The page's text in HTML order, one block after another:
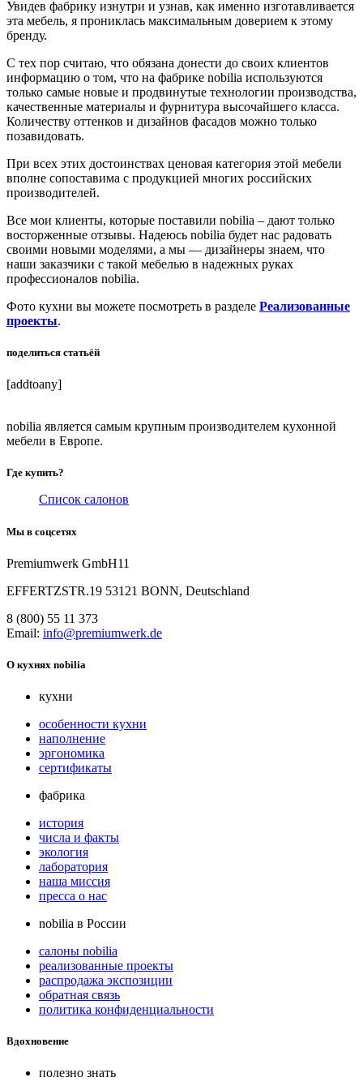
Увидев фабрику изнутри и узнав, как именно изготавливается
эта мебель, я прониклась максимальным доверием к этому
бренду.
С тех пор считаю, что обязана донести до своих клиентов
информацию о том, что на фабрике nobilia используются
только самые новые и продвинутые технологии производства,
качественные материалы и фурнитура высочайшего класса.
Количеству оттенков и дизайнов фасадов можно только
позавидовать.
При всех этих достоинствах ценовая категория этой мебели
вполне сопоставима с продукцией многих российских
производителей.
Все мои клиенты, которые поставили nobilia – дают только
восторженные отзывы. Надеюсь nobilia будет нас радовать
своими новыми моделями, а мы — дизайнеры знаем, что
наши заказчики с такой мебелью в надежных руках
профессионалов nobilia.
Фото кухни вы можете посмотреть в разделе Реализованные
проекты.
поделиться статьёй
[addtoany]
nobilia является самым крупным производителем кухонной
мебели в Европе.
Где купить?
Список салонов
Мы в соцсетях
Premiumwerk GmbH11
EFFERTZSTR.19 53121 BONN, Deutschland
8 (800) 55 11 373
Email: info@premiumwerk.de
О кухнях nobilia
кухни
особенности кухни
наполнение
эргономика
сертификаты
фабрика
история
числа и факты
экология
лаборатория
наша миссия
пресса о нас
nobilia в России
салоны nobilia
реализованные проекты
распродажа экспозиции
обратная связь
политика конфиденциальности
Вдохновение
полезно знать